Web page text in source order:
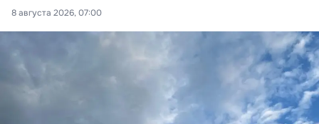
8 августа 2026, 07:00